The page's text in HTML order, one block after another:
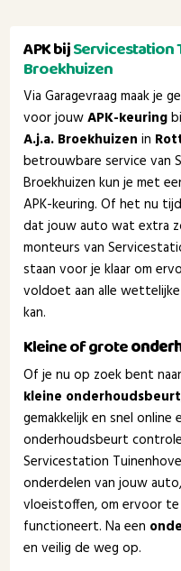
APK bijServicestation
Broekhuizen
Via Garagevraag maak je
voor jouwAPK-keuring
A.j.a. Broekhuizen in
betrouwbare service van
Broekhuizen kun je met
APK-keuring. Of het nu
dat jouw auto wat extra
monteurs van
staan voor je klaar om
voldoet aan alle
kan.
Kleine of grote
Of je nu op zoek bent
kleine onderhoudsbeurt
gemakkelijk en snel online
onderhoudsbeurt
Servicestation
onderdelen van jouw
vloeistoffen, om ervoor
functioneert. Na een
en veilig de weg op.